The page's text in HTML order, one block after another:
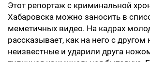
Этот репортаж с криминальной
Хабаровска можно заносить в
меметичных видео. На кадрах
рассказывает, как на него с другом
неизвестные и ударили друга